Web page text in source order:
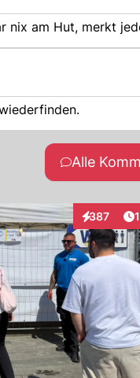
nix am Hut, merkt
Alle
387